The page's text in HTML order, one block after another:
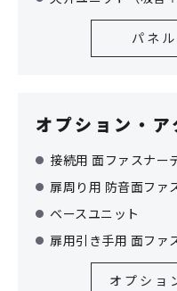
パネ
オプション・ア
接続用 面ファスナー
扉周り用 防音面ファ
ベースユニット
扉用引き手用 面ファ
オプショ